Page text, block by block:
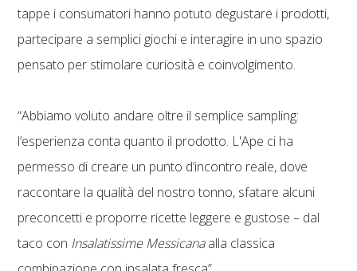
tappe i consumatori hanno potuto degustare i prodotti,
partecipare a semplici giochi e interagire in uno spazio
pensato per stimolare curiosità e coinvolgimento.
“Abbiamo voluto andare oltre il semplice sampling:
l’esperienza conta quanto il prodotto. L'Ape ci ha
permesso di creare un punto d’incontro reale, dove
raccontare la qualità del nostro tonno, sfatare alcuni
preconcetti e proporre ricette leggere e gustose – dal
taco con Insalatissime Messicanaalla classica